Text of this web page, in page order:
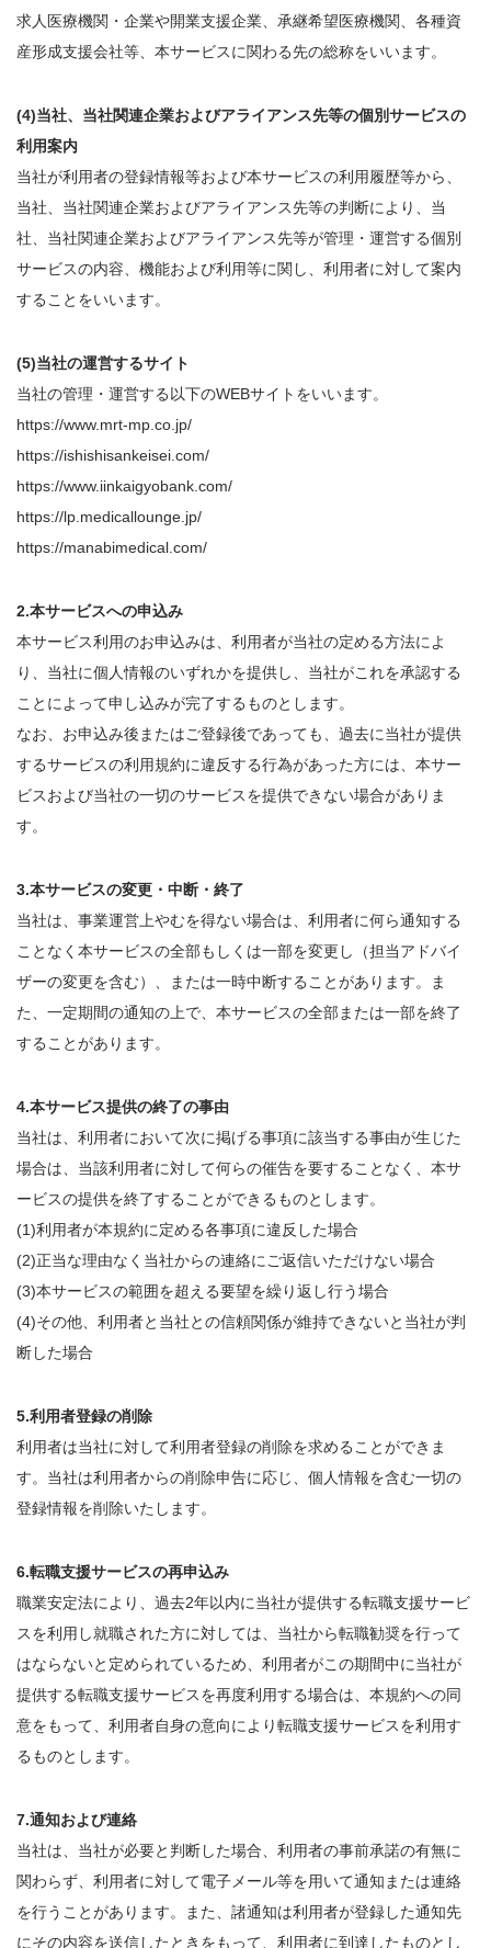
求人医療機関・企業や開業支援企業、承継希望医療機関、各種資
産形成支援会社等、本サービスに関わる先の総称をいいます。
(4)当社、当社関連企業およびアライアンス先等の個別サービスの
利用案内
当社が利用者の登録情報等および本サービスの利用履歴等から、
当社、当社関連企業およびアライアンス先等の判断により、当
社、当社関連企業およびアライアンス先等が管理・運営する個別
サービスの内容、機能および利用等に関し、利用者に対して案内
することをいいます。
(5)当社の運営するサイト
当社の管理・運営する以下のWEBサイトをいいます。
https://www.mrt-mp.co.jp/
https://ishishisankeisei.com/
https://www.iinkaigyobank.com/
https://lp.medicallounge.jp/
https://manabimedical.com/
2.本サービスへの申込み
本サービス利用のお申込みは、利用者が当社の定める方法によ
り、当社に個人情報のいずれかを提供し、当社がこれを承認する
ことによって申し込みが完了するものとします。
なお、お申込み後またはご登録後であっても、過去に当社が提供
するサービスの利用規約に違反する行為があった方には、本サー
ビスおよび当社の一切のサービスを提供できない場合がありま
す。
3.本サービスの変更・中断・終了
当社は、事業運営上やむを得ない場合は、利用者に何ら通知する
ことなく本サービスの全部もしくは一部を変更し（担当アドバイ
ザーの変更を含む）、または一時中断することがあります。ま
た、一定期間の通知の上で、本サービスの全部または一部を終了
することがあります。
4.本サービス提供の終了の事由
当社は、利用者において次に掲げる事項に該当する事由が生じた
場合は、当該利用者に対して何らの催告を要することなく、本サ
ービスの提供を終了することができるものとします。
(1)利用者が本規約に定める各事項に違反した場合
(2)正当な理由なく当社からの連絡にご返信いただけない場合
(3)本サービスの範囲を超える要望を繰り返し行う場合
(4)その他、利用者と当社との信頼関係が維持できないと当社が判
断した場合
5.利用者登録の削除
利用者は当社に対して利用者登録の削除を求めることができま
す。当社は利用者からの削除申告に応じ、個人情報を含む一切の
登録情報を削除いたします。
6.転職支援サービスの再申込み
職業安定法により、過去2年以内に当社が提供する転職支援サービ
スを利用し就職された方に対しては、当社から転職勧奨を行って
はならないと定められているため、利用者がこの期間中に当社が
提供する転職支援サービスを再度利用する場合は、本規約への同
意をもって、利用者自身の意向により転職支援サービスを利用す
るものとします。
7.通知および連絡
当社は、当社が必要と判断した場合、利用者の事前承諾の有無に
関わらず、利用者に対して電子メール等を用いて通知または連絡
を行うことがあります。また、諸通知は利用者が登録した通知先
にその内容を送信したときをもって、利用者に到達したものとし